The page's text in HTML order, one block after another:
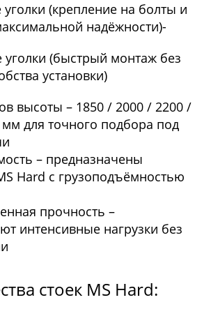
(крепление на болты и
надёжности)-
уголки (быстрый монтаж без
установки)
высоты – 1850 / 2000 / 2200 /
для точного подбора под
– предназначены
Hard с грузоподъёмностью
прочность –
интенсивные нагрузки без
стоек MS Hard: